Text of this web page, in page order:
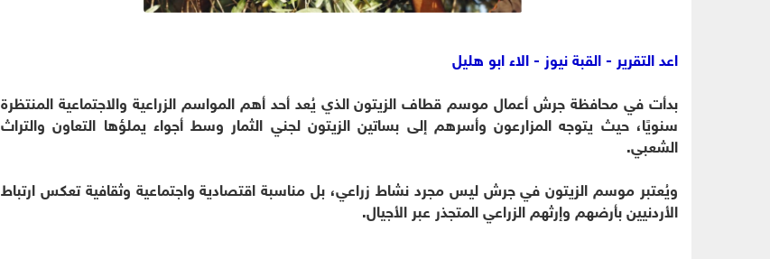
اعد التقرير - القبة نيوز - الاء ابو هليل
بدأت في محافظة جرش أعمال موسم قطاف الزيتون الذي يُعد أحد أهم المواسم الزراعية والاجتماعية المنتظرة
سنويًا، حيث يتوجه المزارعون وأسرهم إلى بساتين الزيتون لجني الثمار وسط أجواء يملؤها التعاون والتراث
الشعبي.
ويُعتبر موسم الزيتون في جرش ليس مجرد نشاط زراعي، بل مناسبة اقتصادية واجتماعية وثقافية تعكس ارتباط
الأردنيين بأرضهم وإرثهم الزراعي المتجذر عبر الأجيال.